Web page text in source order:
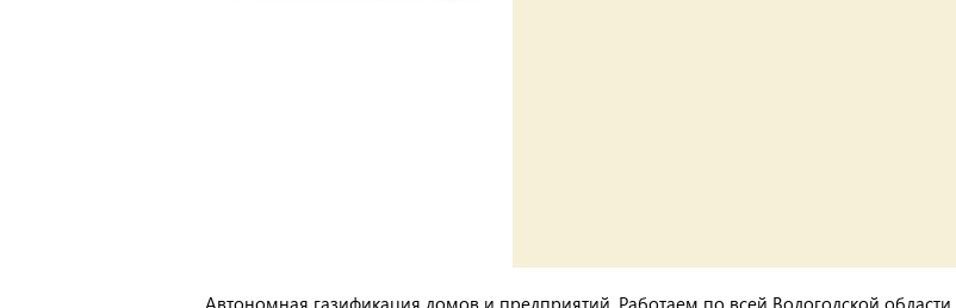
Автономная газификация домов и предприятий. Работаем по всей Вологодской области.